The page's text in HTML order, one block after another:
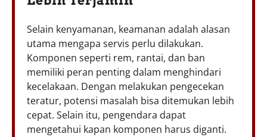
Selain kenyamanan, keamanan adalah alasan
utama mengapa servis perlu dilakukan.
Komponen seperti rem, rantai, dan ban
memiliki peran penting dalam menghindari
kecelakaan. Dengan melakukan pengecekan
teratur, potensi masalah bisa ditemukan lebih
cepat. Selain itu, pengendara dapat
mengetahui kapan komponen harus diganti.